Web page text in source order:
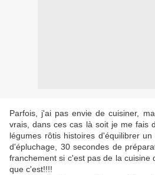
Parfois, j'ai pas envie de cuisiner,
vrais, dans ces cas là soit je me fais
légumes rôtis histoires d'équilibrer
d'épluchage, 30 secondes de
franchement si c'est pas de la cuisine
que c'est!!!!